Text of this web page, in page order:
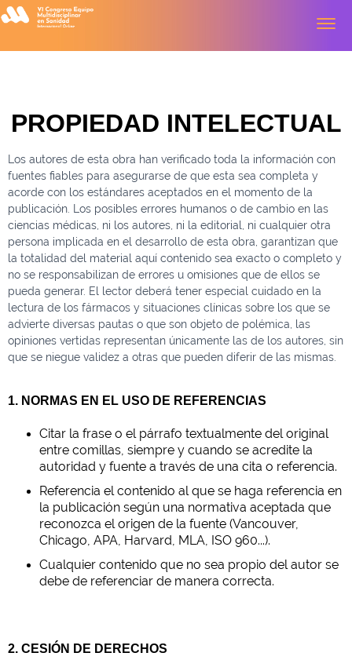
PROPIEDAD INTELECTUAL
Los autores de esta obra han verificado toda la información con
fuentes fiables para asegurarse de que esta sea completa y
acorde con los estándares aceptados en el momento de la
publicación. Los posibles errores humanos o de cambio en las
ciencias médicas, ni los autores, ni la editorial, ni cualquier otra
persona implicada en el desarrollo de esta obra, garantizan que
la totalidad del material aquí contenido sea exacto o completo y
no se responsabilizan de errores u omisiones que de ellos se
pueda generar. El lector deberá tener especial cuidado en la
lectura de los fármacos y situaciones clínicas sobre los que se
advierte diversas pautas o que son objeto de polémica, las
opiniones vertidas representan únicamente las de los autores, sin
que se niegue validez a otras que pueden diferir de las mismas.
1. NORMAS EN EL USO DE REFERENCIAS
Citar la frase o el párrafo textualmente del original
entre comillas, siempre y cuando se acredite la
autoridad y fuente a través de una cita o referencia.
Referencia el contenido al que se haga referencia en
la publicación según una normativa aceptada que
reconozca el origen de la fuente (Vancouver,
Chicago, APA, Harvard, MLA, ISO 960...).
Cualquier contenido que no sea propio del autor se
debe de referenciar de manera correcta.
2. CESIÓN DE DERECHOS